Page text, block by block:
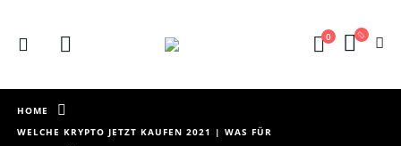
0
HOME
WELCHE KRYPTO JETZT KAUFEN 2021 | WAS FÜR